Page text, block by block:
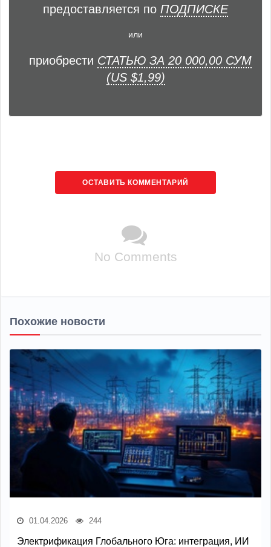
предоставляется по ПОДПИСКЕ
или
приобрести СТАТЬЮ ЗА 20 000,00 СУМ
(US $1,99)
ОСТАВИТЬ КОММЕНТАРИЙ
No Comments
Похожие новости
01.04.2026 244
Электрификация Глобального Юга: интеграция, ИИ